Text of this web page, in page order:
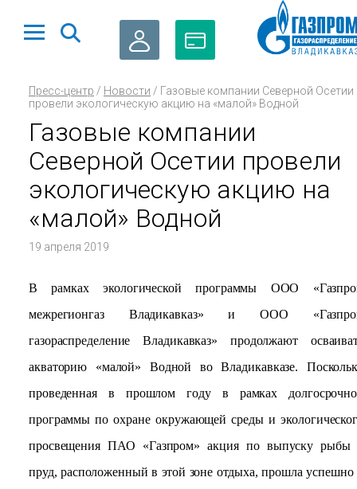
Пресс-центр / Новости / Газовые компании Северной Осетии
провели экологическую акцию на «малой» Водной
Газовые компании
Северной Осетии провели
экологическую акцию на
«малой» Водной
19 апреля 2019
В рамках экологической программы ООО
межрегионгаз Владикавказ» и ООО
газораспределение Владикавказ» продолжают
акваторию «малой» Водной во Владикавказе.
проведенная в прошлом году в рамках
программы по охране окружающей среды и
просвещения ПАО «Газпром» акция по выпуску рыбы
пруд, расположенный в этой зоне отдыха, прошла успешно